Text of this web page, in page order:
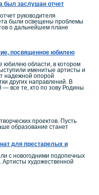
был заслушан отчет
руководителя
были освещены проблемы
о дальнейшем плане
посвященное юбилею
юбилею области, в котором
именитые артисты и
надежной опорой
других направлений. В
все те, кто по зову Родины
проектов. Пусть
образование станет
для престарелых и
с новогодними подопечных
художественной